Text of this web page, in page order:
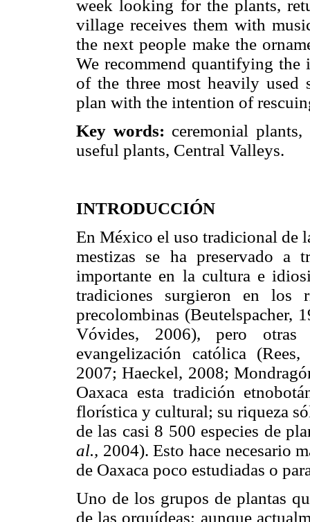
week looking for the plants,
village receives them with
the next people make the
We recommend quantifying the
of the three most heavily used
plan with the intention of
Key words: ceremonial
useful plants, Central Valleys.
INTRODUCCIÓN
En México el uso tradicional de
mestizas se ha preservado a
importante en la cultura e
tradiciones surgieron en los
precolombinas (Beutelspacher,
Vóvides, 2006), pero
evangelización católica
2007; Haeckel, 2008;
Oaxaca esta tradición
florística y cultural; su riqueza
de las casi 8 500 especies de
al., 2004). Esto hace necesario
de Oaxaca poco estudiadas o
Uno de los grupos de plantas
de las orquídeas; aunque